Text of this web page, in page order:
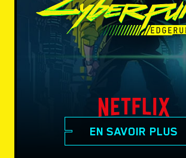
EN SAVOIR PLUS